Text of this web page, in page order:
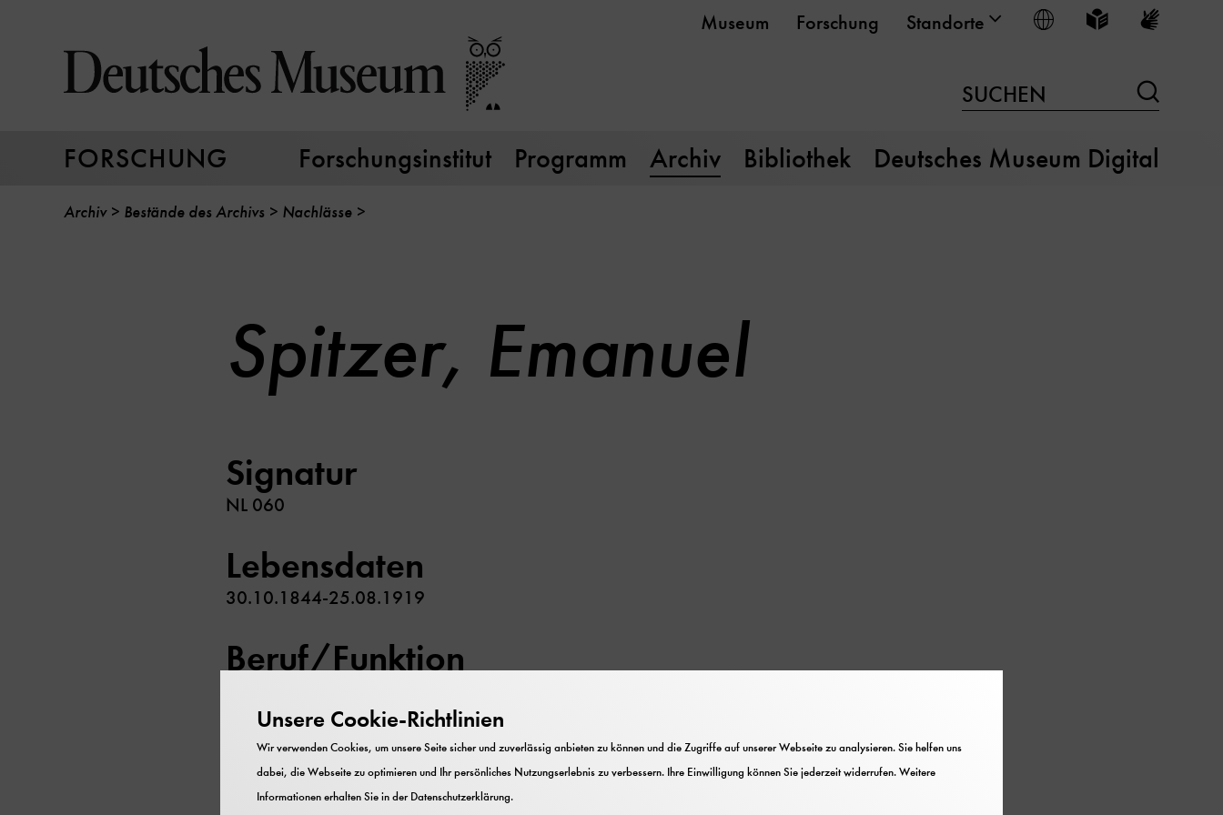
Seiteninhalt
springen
Museum Forschung Standorte Sprache wählen
Leichte Sprache
SUCHEN
FORSCHUNG Forschungsinstitut Programm Archiv Bibliothek Deutsches Museum Digital
Archiv Bestände des Archivs Nachlässe
Spitzer, Emanuel
Signatur
NL 060
Lebensdaten
30.10.1844-25.08.1919
Beruf/Funktion
Inhalt
Aufzeichnungen und Akten zur Erfindung der "Spitzertypie", Korrespondenz, wissenschaftliche
Notizen, Druckschriften; angereichert durch Unterlagen von Irma Spitzer
Unsere Cookie-Richtlinien
Wir verwenden Cookies, um unsere Seite sicher und zuverlässig anbieten zu können und die Zugriffe auf unserer Webseite zu analysieren. Sie helfen uns
dabei, die Webseite zu optimieren und Ihr persönliches Nutzungserlebnis zu verbessern. Ihre Einwilligung können Sie jederzeit widerrufen. Weitere
Informationen erhalten Sie in derDatenschutzerklärung.